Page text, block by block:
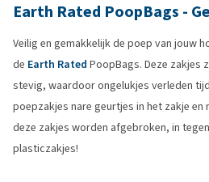
Earth Rated PoopBags -
Veilig en gemakkelijk de poep van jouw
de Earth Rated PoopBags. Deze zakjes
stevig, waardoor ongelukjes verleden
poepzakjes nare geurtjes in het zakje en
deze zakjes worden afgebroken, in
plasticzakjes!